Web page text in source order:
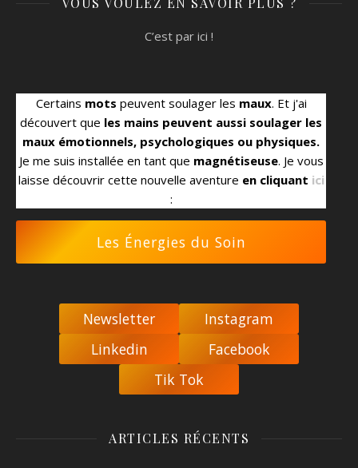
C’est par ici !
Certains mots peuvent soulager les maux. Et j'ai
découvert que les mains peuvent aussi soulager les
maux émotionnels, psychologiques ou physiques.
Je me suis installée en tant que magnétiseuse. Je vous
laisse découvrir cette nouvelle aventure en cliquant ici
:
Les Énergies du Soin
Newsletter
Instagram
Linkedin
Facebook
Tik Tok
ARTICLES RÉCENTS